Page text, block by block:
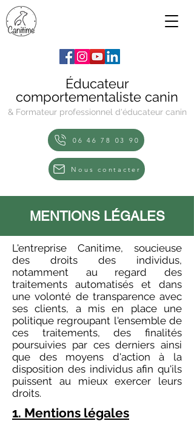
06 46 78 03 90
Nous contacter
Éducateur
comportementaliste canin
& Formateur professionnel d'éducateur canin
MENTIONS LÉGALES
L'entreprise Canitime, soucieuse
des droits des individus,
notamment au regard des
traitements automatisés et dans
une volonté de transparence avec
ses clients, a mis en place une
politique regroupant l'ensemble de
ces traitements, des finalités
poursuivies par ces derniers ​​ainsi
que des moyens d'action à la
disposition des individus afin qu'ils
puissent au mieux exercer leurs
droits.
1. Mentions légales